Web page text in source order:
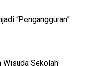
“Pengangguran”
Wisuda Sekolah